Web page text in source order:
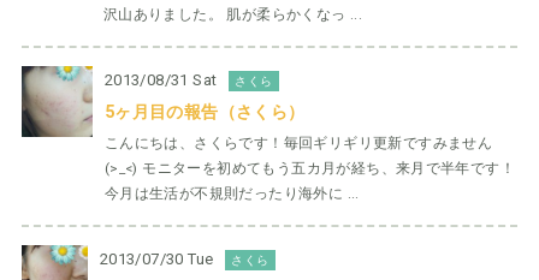
沢山ありました。 肌が柔らかくなっ ...
2013/08/31 Sat さくら
5ヶ月目の報告（さくら）
こんにちは、さくらです！毎回ギリギリ更新ですみません
(>_<) モニターを初めてもう五カ月が経ち、来月で半年です！
今月は生活が不規則だったり海外に ...
2013/07/30 Tue さくら